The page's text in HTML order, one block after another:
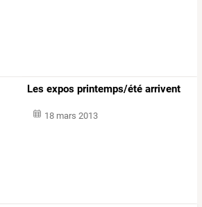
Les expos printemps/été arrivent
18 mars 2013